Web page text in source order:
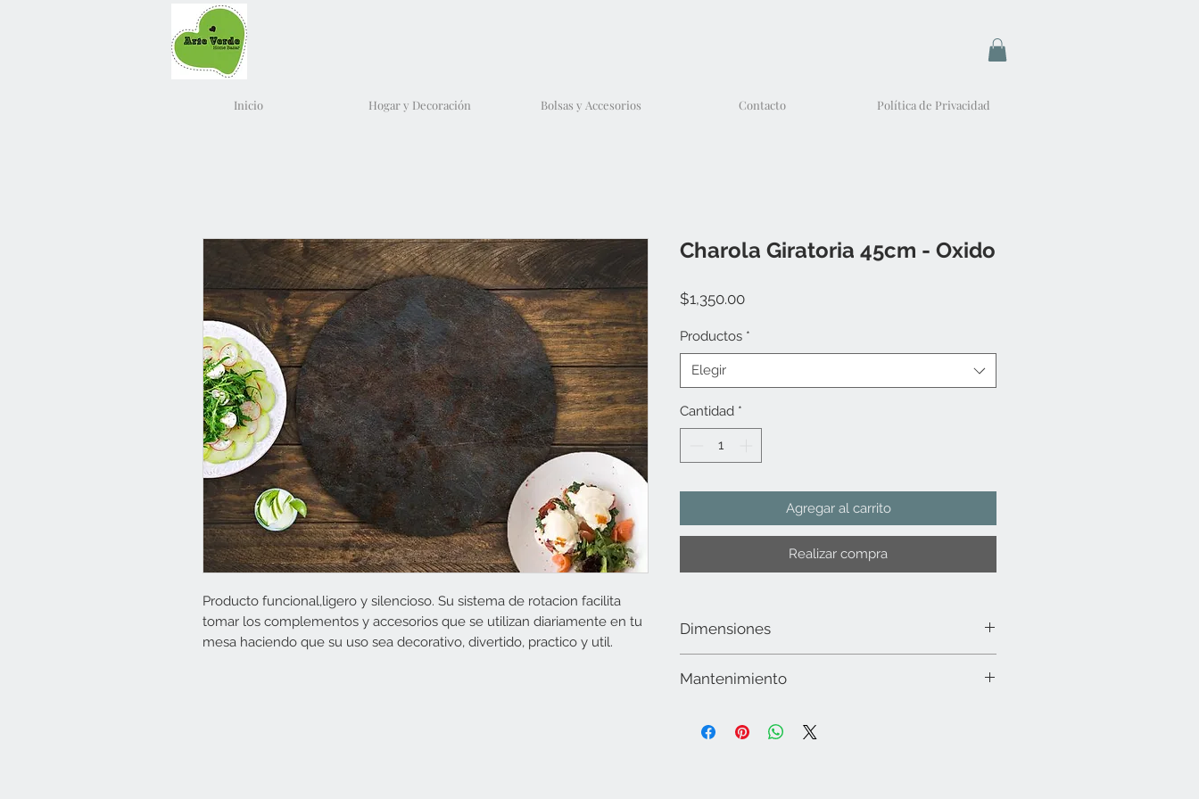
Inicio Hogar y Decoración Bolsas y Accesorios Contacto Política de Privacidad
Producto funcional,ligero y silencioso. Su sistema de rotacion facilita
tomar los complementos y accesorios que se utilizan diariamente en tu
mesa haciendo que su uso sea decorativo, divertido, practico y util.
Charola Giratoria 45cm - Oxido
$1,350.00Precio
Productos *
Elegir
Cantidad *
Agregar al carrito
Realizar compra
Dimensiones
Mantenimiento
utilizar alcohol. No utilizar químicos o detergentes